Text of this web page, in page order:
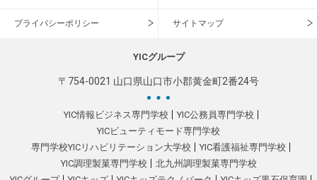
プライバシーポリシー サイトマップ
YICグループ
〒754-0021 山口県山口市小郡黄金町2番24号
YIC情報ビジネス専門学校
YIC公務員専門学校
YICビューティモード専門学校
専門学校YICリハビリテーション大学校
YIC看護福祉専門学校
YIC調理製菓専門学校
北九州調理製菓専門学校